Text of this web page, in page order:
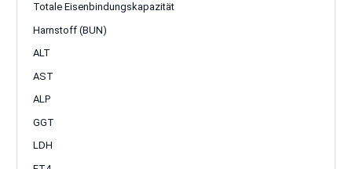
Totale Eisenbindungskapazität
Harnstoff (BUN)
ALT
AST
ALP
GGT
LDH